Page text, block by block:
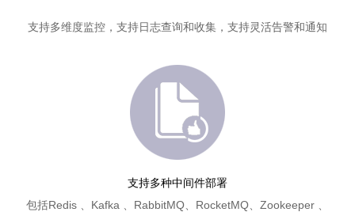
支持多维度监控，支持日志查询和收集，支持灵活告警和通知
支持多种中间件部署
包括Redis 、Kafka 、RabbitMQ、RocketMQ、Zookeeper 、